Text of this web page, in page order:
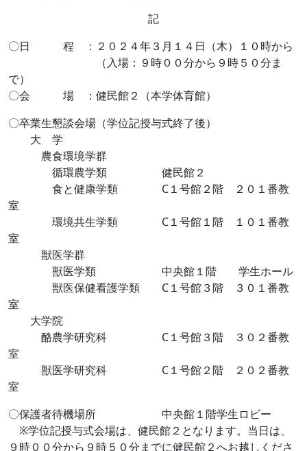
記
〇日 程 ：２０２４年３月１４日（木）１０時から
（入場：９時００分から９時５０分ま
で）
〇会 場 ：健民館２（本学体育館）
〇卒業生懇談会場（学位記授与式終了後）
大 学
農食環境学群
循環農学類 健民館２
食と健康学類 C１号館２階 ２０１番教
室
環境共生学類 C１号館１階 １０１番教
室
獣医学群
獣医学類 中央館１階 学生ホール
獣医保健看護学類 C１号館３階 ３０１番教
室
大学院
酪農学研究科 C１号館３階 ３０２番教
室
獣医学研究科 C１号館２階 ２０２番教
室
〇保護者待機場所 中央館１階学生ロビー
※学位記授与式会場は、健民館２となります。当日は、
９時００分から９時５０分までに健民館２へお越しくださ